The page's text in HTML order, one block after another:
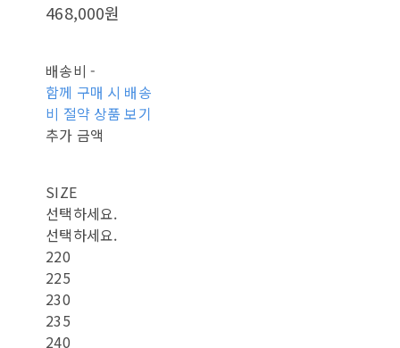
468,000원
배송비 -
함께 구매 시 배송
비 절약 상품 보기
추가 금액
SIZE
선택하세요.
선택하세요.
220
225
230
235
240